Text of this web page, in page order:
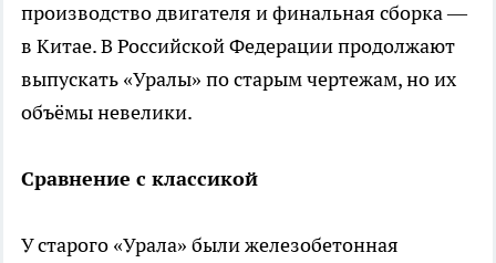
производство двигателя и финальная сборка —
в Китае. В Российской Федерации продолжают
выпускать «Уралы» по старым чертежам, но их
объёмы невелики.
Сравнение с классикой
У старого «Урала» были железобетонная